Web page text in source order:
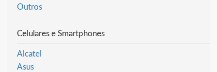
Outros
Celulares e Smartphones
Alcatel
Asus